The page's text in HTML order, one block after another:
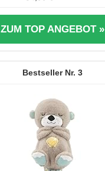
ZUM TOP ANGEBOT »
3